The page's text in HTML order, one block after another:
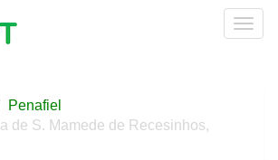
Penafiel
de S. Mamede de Recesinhos,